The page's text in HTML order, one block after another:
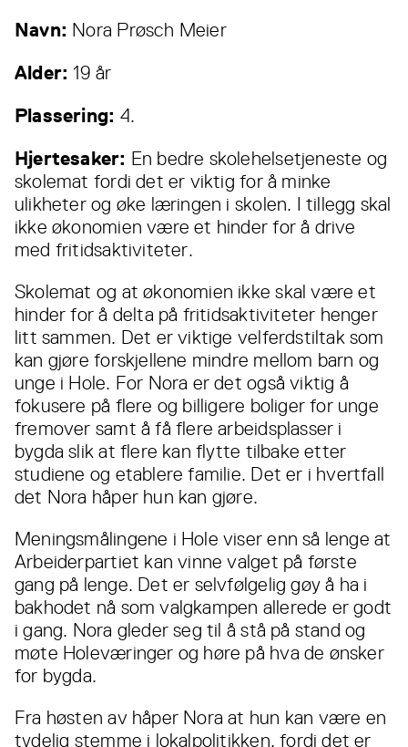
Navn: Nora Prøsch Meier
Alder: 19 år
Plassering: 4.
Hjertesaker: En bedre skolehelsetjeneste og
skolemat fordi det er viktig for å minke
ulikheter og øke læringen i skolen. I tillegg skal
ikke økonomien være et hinder for å drive
med fritidsaktiviteter.
Skolemat og at økonomien ikke skal være et
hinder for å delta på fritidsaktiviteter henger
litt sammen. Det er viktige velferdstiltak som
kan gjøre forskjellene mindre mellom barn og
unge i Hole. For Nora er det også viktig å
fokusere på flere og billigere boliger for unge
fremover samt å få flere arbeidsplasser i
bygda slik at flere kan flytte tilbake etter
studiene og etablere familie. Det er i hvertfall
det Nora håper hun kan gjøre.
Meningsmålingene i Hole viser enn så lenge at
Arbeiderpartiet kan vinne valget på første
gang på lenge. Det er selvfølgelig gøy å ha i
bakhodet nå som valgkampen allerede er godt
i gang. Nora gleder seg til å stå på stand og
møte Holeværinger og høre på hva de ønsker
for bygda.
Fra høsten av håper Nora at hun kan være en
tydelig stemme i lokalpolitikken, fordi det er